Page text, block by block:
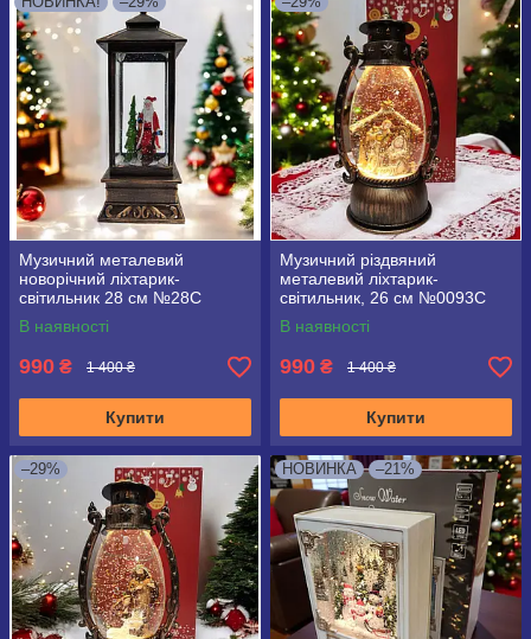
Музичний металевий
новорічний ліхтарик-
світильник 28 см №28C
В наявності
990 ₴ 1 400 ₴
Купити
Музичний різдвяний
металевий ліхтарик-
світильник, 26 см №0093С
В наявності
990 ₴ 1 400 ₴
Купити
–29% НОВИНКА –21%